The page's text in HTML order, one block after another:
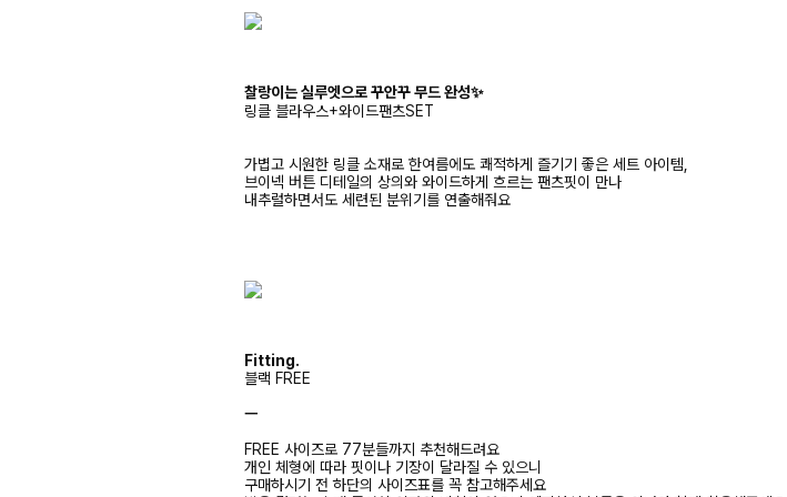
찰랑이는 실루엣으로 꾸안꾸 무드 완성✨
링클 블라우스+와이드팬츠SET
가볍고 시원한 링클 소재로 한여름에도 쾌적하게 즐기기 좋은 세트 아이템,
브이넥 버튼 디테일의 상의와 와이드하게 흐르는 팬츠핏이 만나
내추럴하면서도 세련된 분위기를 연출해줘요
Fitting.
블랙 FREE
ㅡ
FREE 사이즈로 77분들까지 추천해드려요
개인 체형에 따라 핏이나 기장이 달라질 수 있으니
구매하시기 전 하단의 사이즈표를 꼭 참고해주세요